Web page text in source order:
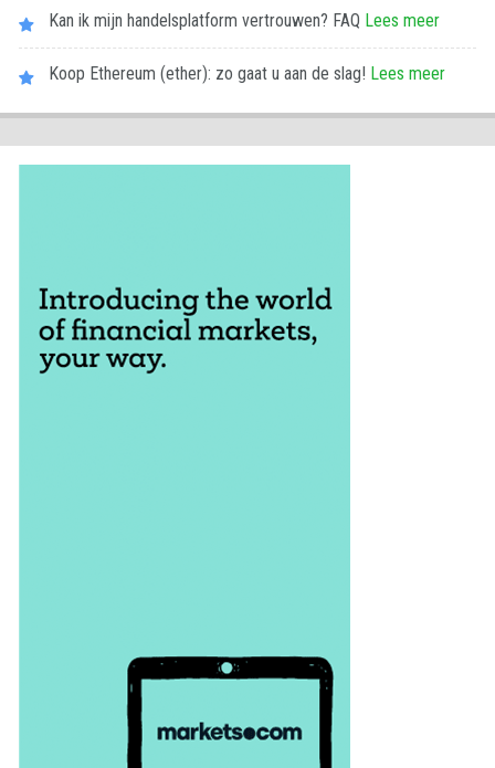
Kan ik mijn handelsplatform vertrouwen? FAQ Lees meer
Koop Ethereum (ether): zo gaat u aan de slag! Lees meer